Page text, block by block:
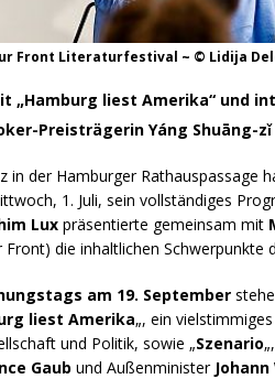
Front Literaturfestival ~ © Lidija
„Hamburg liest Amerika“ und
Preisträgerin Yáng Shuāng-
in der Hamburger Rathauspassage
1. Juli, sein vollständiges
Lux präsentierte gemeinsam mit
die inhaltlichen Schwerpunkte
am 19. September
liest Amerika„, ein
und Politik, sowie „Szenario
Gaub und Außenminister